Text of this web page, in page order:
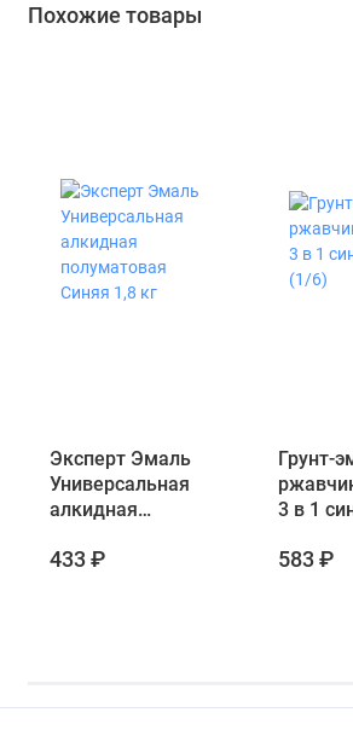
Похожие товары
Эксперт Эмаль
Универсальная
алкидная
Синяя 1,8 кг
433 ₽
Грунт-
3 в 1
583 ₽